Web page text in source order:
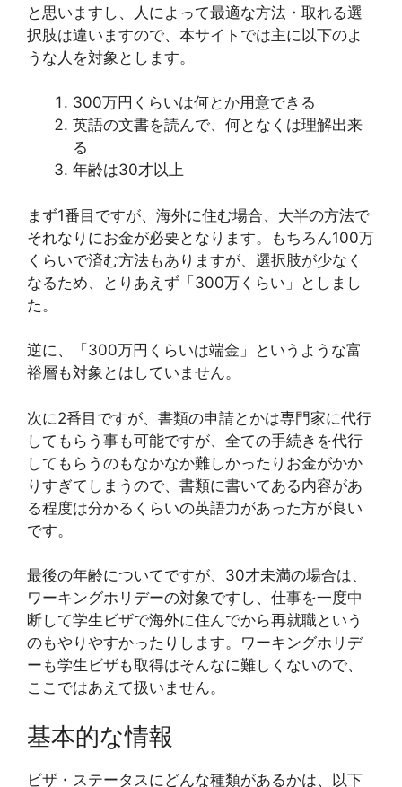
と思いますし、人によって最適な方法・取れる選
択肢は違いますので、本サイトでは主に以下のよ
うな人を対象とします。
300万円くらいは何とか用意できる
英語の文書を読んで、何となくは理解出来
る
年齢は30才以上
まず1番目ですが、海外に住む場合、大半の方法で
それなりにお金が必要となります。もちろん100万
くらいで済む方法もありますが、選択肢が少なく
なるため、とりあえず「300万くらい」としまし
た。
逆に、「300万円くらいは端金」というような富
裕層も対象とはしていません。
次に2番目ですが、書類の申請とかは専門家に代行
してもらう事も可能ですが、全ての手続きを代行
してもらうのもなかなか難しかったりお金がかか
りすぎてしまうので、書類に書いてある内容があ
る程度は分かるくらいの英語力があった方が良い
です。
最後の年齢についてですが、30才未満の場合は、
ワーキングホリデーの対象ですし、仕事を一度中
断して学生ビザで海外に住んでから再就職という
のもやりやすかったりします。ワーキングホリデ
ーも学生ビザも取得はそんなに難しくないので、
ここではあえて扱いません。
基本的な情報
ビザ・ステータスにどんな種類があるかは、以下